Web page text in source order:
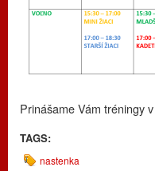
Prinášame Vám tréningy
TAGS:
nastenka